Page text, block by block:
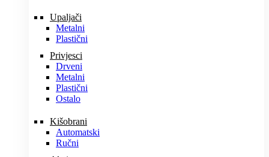
Upaljači
Metalni
Plastični
Privjesci
Drveni
Metalni
Plastični
Ostalo
Kišobrani
Automatski
Ručni